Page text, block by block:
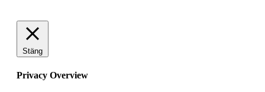
Stäng
Privacy Overview